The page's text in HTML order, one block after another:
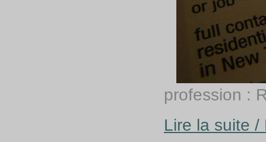
profession :
Lire la suite /